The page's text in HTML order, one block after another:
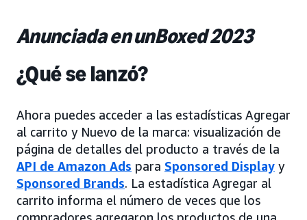
Anunciada en unBoxed 2023
¿Qué se lanzó?
Ahora puedes acceder a las estadísticas Agregar
al carrito y Nuevo de la marca: visualización de
página de detalles del producto a través de la
API de Amazon Ads para Sponsored Display y
Sponsored Brands. La estadística Agregar al
carrito informa el número de veces que los